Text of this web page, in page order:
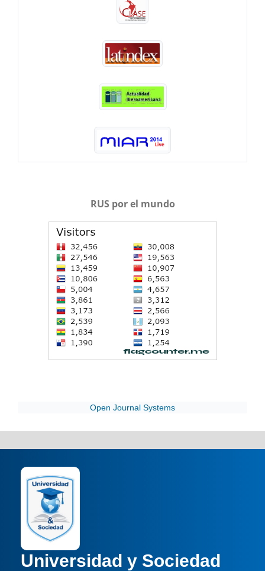
RUS por el mundo
Open Journal Systems
Universidad y Sociedad